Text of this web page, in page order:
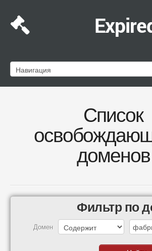
Список
доменов
Фильтр по
Домен